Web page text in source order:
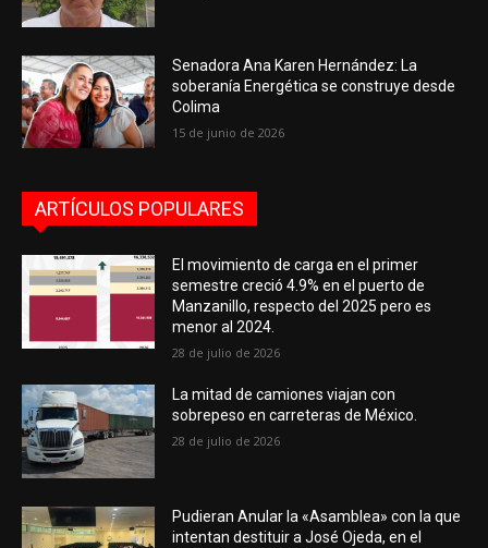
Senadora Ana Karen Hernández: La
soberanía Energética se construye desde
Colima
15 de junio de 2026
ARTÍCULOS POPULARES
El movimiento de carga en el primer
semestre creció 4.9% en el puerto de
Manzanillo, respecto del 2025 pero es
menor al 2024.
28 de julio de 2026
La mitad de camiones viajan con
sobrepeso en carreteras de México.
28 de julio de 2026
Pudieran Anular la «Asamblea» con la que
intentan destituir a José Ojeda, en el